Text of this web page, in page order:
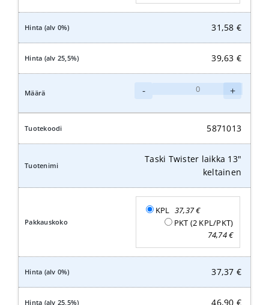
31,58 €
39,63 €
-
laikka
keltainen
määrä
+
5871013
Taski Twister laikka 13"
keltainen
KPL 37,37€
PKT (2 KPL/PKT)
74,74€
37,37 €
46,90 €